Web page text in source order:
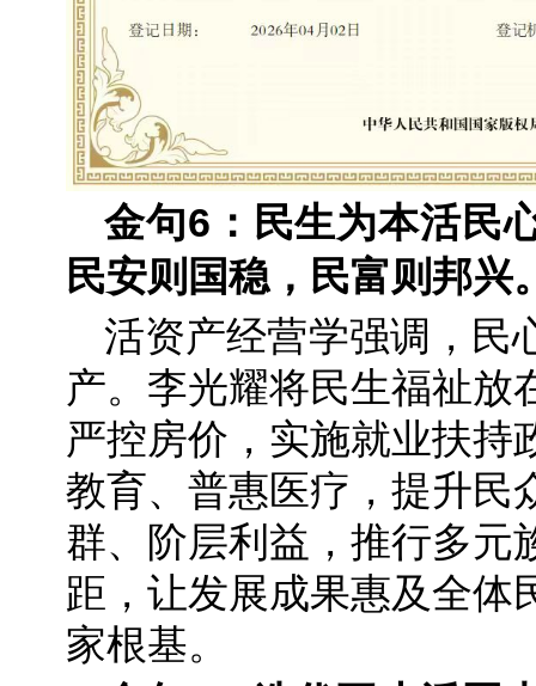
金句6：民生为本活民
民安则国稳，民富则邦兴
活资产经营学强调，民
产。李光耀将民生福祉放
严控房价，实施就业扶持
教育、普惠医疗，提升民
群、阶层利益，推行多元
距，让发展成果惠及全体
家根基。